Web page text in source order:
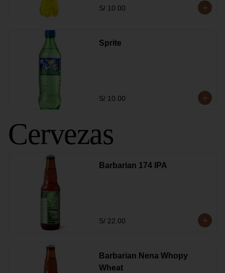
S/ 10.00
Sprite
S/ 10.00
Cervezas
Barbarian 174 IPA
S/ 22.00
Barbarian Nena Whopy
Wheat